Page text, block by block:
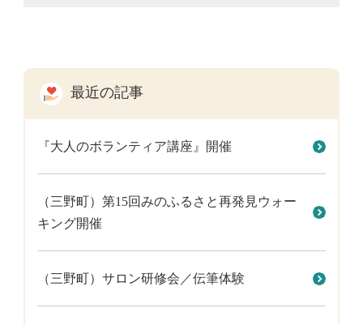
最近の記事
『大人のボランティア講座』開催
（三野町）第15回みのふるさと再発見ウォー
キング開催
（三野町）サロン研修会／伝筆体験